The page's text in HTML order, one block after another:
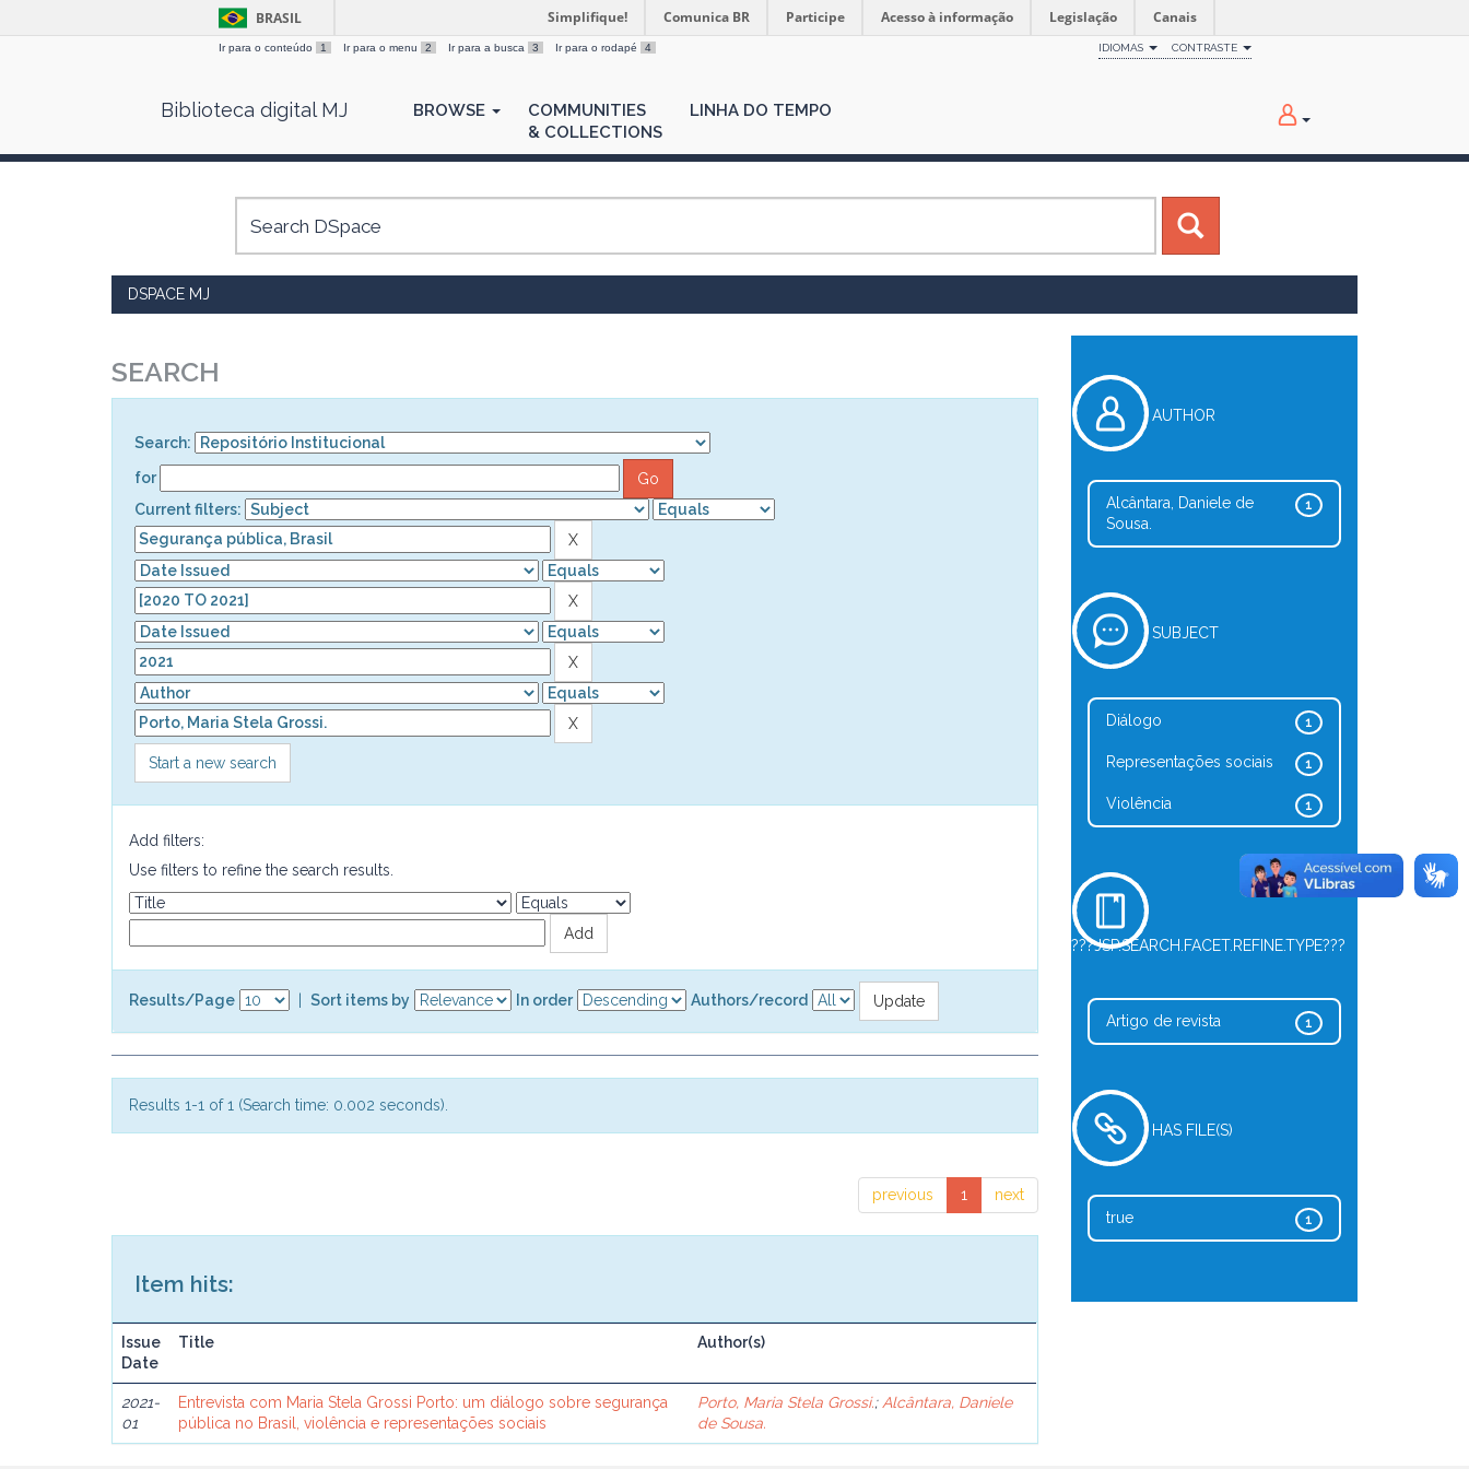
BRASIL Simplifique! Comunica BR Participe Acesso à informação Legislação Canais
Ir para o conteúdo 1 Ir para o menu 2 Ir para a busca 3 Ir para o rodapé 4 IDIOMAS CONTRASTE
Biblioteca digital MJ BROWSE
COMMUNITIES
& COLLECTIONS
LINHA DO TEMPO
DSPACE MJ
SEARCH
Search:
for
Current filters:
Start a new search
Add filters:
Use filters to refine the search results.
Results/Page Sort items by In order Authors/record
Results 1-1 of 1 (Search time: 0.002 seconds).
previous 1 next
Item hits:
Issue
Date
Title Author(s)
2021-
01
Entrevista com Maria Stela Grossi Porto: um diálogo sobre segurança
pública no Brasil, violência e representações sociais
Porto, Maria Stela Grossi.; Alcântara, Daniele
de Sousa.
AUTHOR
1
Alcântara, Daniele de
Sousa.
SUBJECT
1
Diálogo
1
Representações sociais
1
Violência
???JSP.SEARCH.FACET.REFINE.TYPE???
1
Artigo de revista
HAS FILE(S)
1
true